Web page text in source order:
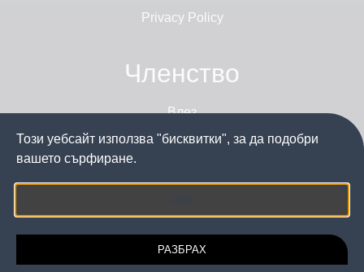
Privacy Policy
Членство
Влез
Стани член
Последвайте ни
Този уебсайт използва "бисквитки", за да подобри
вашето сърфиране.
РАЗБРАХ